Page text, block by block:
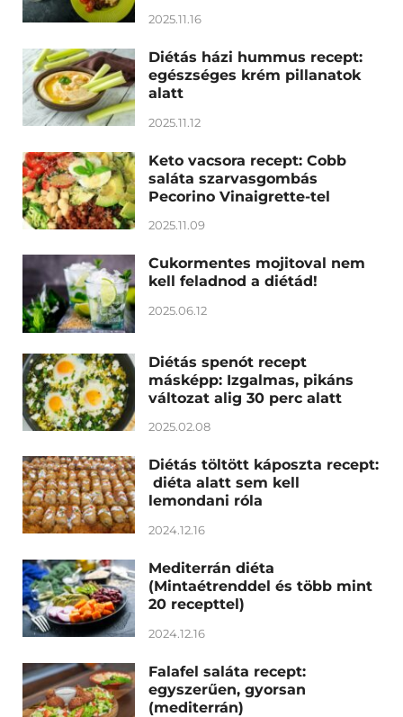
2025.11.16
Diétás házi hummus recept:
egészséges krém pillanatok
alatt
2025.11.12
Keto vacsora recept: Cobb
saláta szarvasgombás
Pecorino Vinaigrette-tel
2025.11.09
Cukormentes mojitoval nem
kell feladnod a diétád!
2025.06.12
Diétás spenót recept
másképp: Izgalmas, pikáns
változat alig 30 perc alatt
2025.02.08
Diétás töltött káposzta recept:
diéta alatt sem kell
lemondani róla
2024.12.16
Mediterrán diéta
(Mintaétrenddel és több mint
20 recepttel)
2024.12.16
Falafel saláta recept:
egyszerűen, gyorsan
(mediterrán)